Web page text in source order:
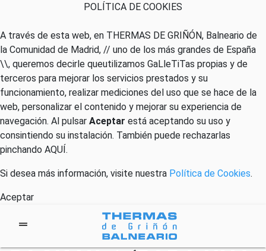
POLÍTICA DE COOKIES
A través de esta web, en THERMAS DE GRIÑÓN, Balneario de
la Comunidad de Madrid, // uno de los más grandes de España
\\, queremos decirle queutilizamos GaLleTiTas propias y de
terceros para mejorar los servicios prestados y su
funcionamiento, realizar mediciones del uso que se hace de la
web, personalizar el contenido y mejorar su experiencia de
navegación. Al pulsar Aceptar está aceptando su uso y
consintiendo su instalación. También puede rechazarlas
pinchando AQUÍ.
Si desea más información, visite nuestra Política de Cookies.
Aceptar